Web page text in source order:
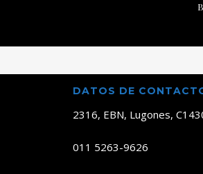
DATOS DE
2316, EBN, Lugones,
011 5263-9626